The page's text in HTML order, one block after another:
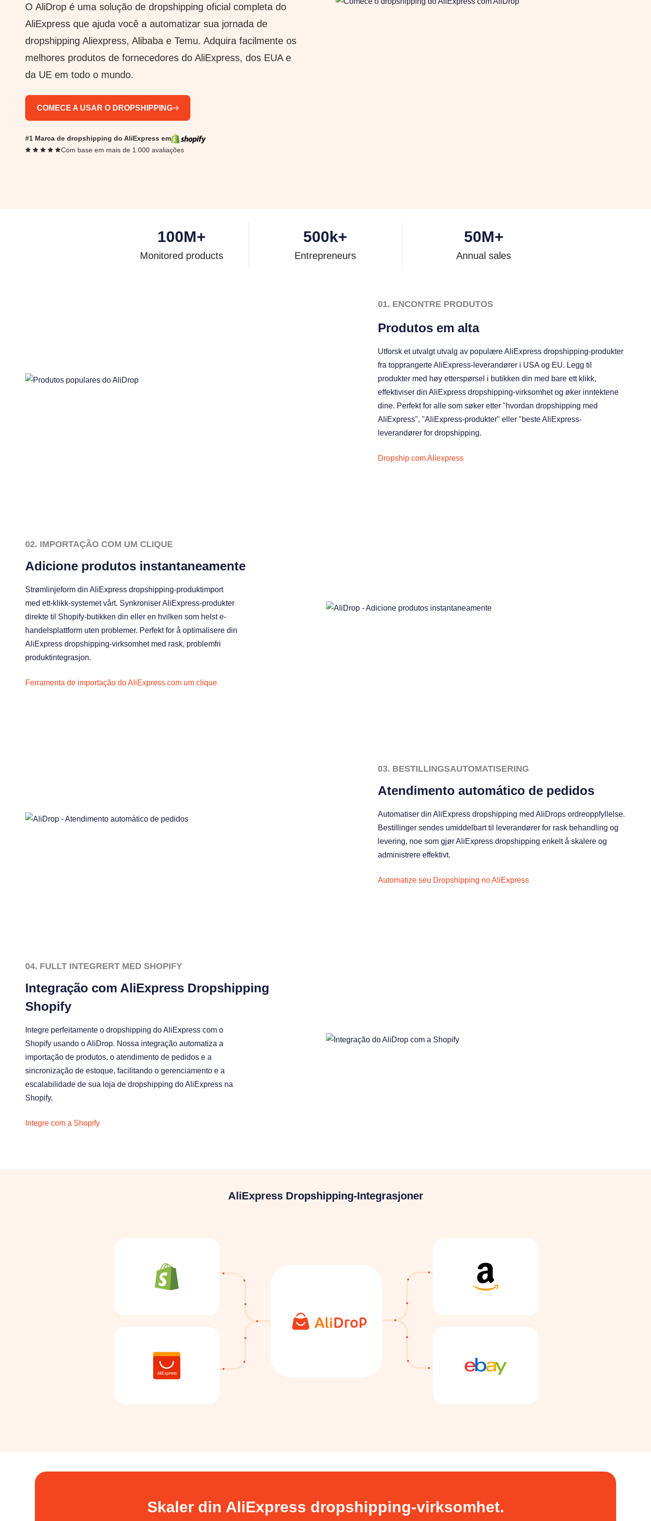
O AliDrop é uma solução de dropshipping oficial completa do
AliExpress que ajuda você a automatizar sua jornada de
dropshipping Aliexpress, Alibaba e Temu. Adquira facilmente os
melhores produtos de fornecedores do AliExpress, dos EUA e
da UE em todo o mundo.
COMECE A USAR O DROPSHIPPING
#1 Marca de dropshipping do AliExpress em
Com base em mais de 1.000 avaliações
100M+
Monitored products
500k+
Entrepreneurs
50M+
Annual sales
01. ENCONTRE PRODUTOS
Produtos em alta
Utforsk et utvalgt utvalg av populære AliExpress dropshipping-produkter
fra topprangerte AliExpress-leverandører i USA og EU. Legg til
produkter med høy etterspørsel i butikken din med bare ett klikk,
effektiviser din AliExpress dropshipping-virksomhet og øker inntektene
dine. Perfekt for alle som søker etter "hvordan dropshipping med
AliExpress", "AliExpress-produkter" eller "beste AliExpress-
leverandører for dropshipping.
Dropship com Aliexpress
02. IMPORTAÇÃO COM UM CLIQUE
Adicione produtos instantaneamente
Strømlinjeform din AliExpress dropshipping-produktimport
med ett-klikk-systemet vårt. Synkroniser AliExpress-produkter
direkte til Shopify-butikken din eller en hvilken som helst e-
handelsplattform uten problemer. Perfekt for å optimalisere din
AliExpress dropshipping-virksomhet med rask, problemfri
produktintegrasjon.
Ferramenta de importação do AliExpress com um clique
03. BESTILLINGSAUTOMATISERING
Atendimento automático de pedidos
Automatiser din AliExpress dropshipping med AliDrops ordreoppfyllelse.
Bestillinger sendes umiddelbart til leverandører for rask behandling og
levering, noe som gjør AliExpress dropshipping enkelt å skalere og
administrere effektivt.
Automatize seu Dropshipping no AliExpress
04. FULLT INTEGRERT MED SHOPIFY
Integração com AliExpress Dropshipping
Shopify
Integre perfeitamente o dropshipping do AliExpress com o
Shopify usando o AliDrop. Nossa integração automatiza a
importação de produtos, o atendimento de pedidos e a
sincronização de estoque, facilitando o gerenciamento e a
escalabilidade de sua loja de dropshipping do AliExpress na
Shopify.
Integre com a Shopify
AliExpress Dropshipping-Integrasjoner
Skaler din AliExpress dropshipping-virksomhet.